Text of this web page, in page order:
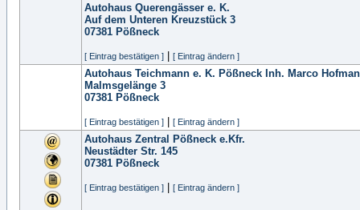
Autohaus Querengässer e. K.
Auf dem Unteren Kreuzstück 3
07381 Pößneck
[ Eintrag bestätigen ] [ Eintrag ändern ]
Autohaus Teichmann e. K. Pößneck Inh. Marco
Malmsgelänge 3
07381 Pößneck
[ Eintrag bestätigen ] [ Eintrag ändern ]
Autohaus Zentral Pößneck e.Kfr.
Neustädter Str. 145
07381 Pößneck
[ Eintrag bestätigen ] [ Eintrag ändern ]